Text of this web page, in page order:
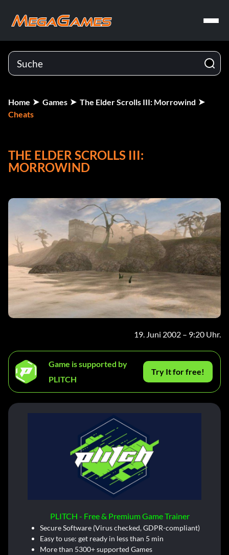
Home Games
The Elder Scrolls III: Morrowind
Cheats
THE ELDER SCROLLS III:
MORROWIND
19. Juni 2002 – 9:20 Uhr.
Game is supported by
PLITCH
Try It for free!
PLITCH - Free & Premium Game Trainer
Secure Software (Virus checked, GDPR-compliant)
Easy to use: get ready in less than 5 min
More than 5300+ supported Games